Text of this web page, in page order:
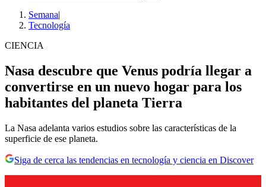
Semana|
Tecnología
CIENCIA
Nasa descubre que Venus podría llegar a
convertirse en un nuevo hogar para los
habitantes del planeta Tierra
La Nasa adelanta varios estudios sobre las características de la
superficie de ese planeta.
Siga de cerca las tendencias en tecnología y ciencia en Discover